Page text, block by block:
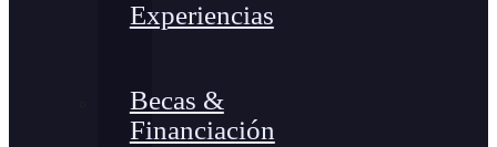
Experiencias
Becas &
Financiación